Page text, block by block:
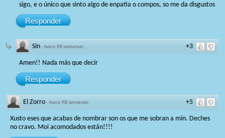
sigo, e o único que sinto algo de enpatia o compos, so me da disgustos
Responder
+3
Sin ·hace 98 semanas
Amen!! Nada más que decir
Responder
+5
El Zorro ·hace 98 semanas
Xusto eses que acabas de nombrar son os que me sobran a min. Deches
no cravo. Moi acomodados están!!!!